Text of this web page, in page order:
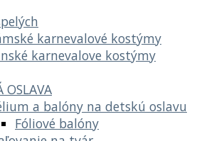
karnevalové kostýmy
karnevalove kostýmy
OSLAVA
a balóny na detskú oslavu
Fóliové balóny